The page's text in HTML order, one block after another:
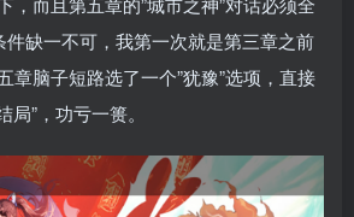
缺一不可，我第一次就是第三章之前
章脑子短路选了一个”犹豫”选项，直接
”，功亏一篑。